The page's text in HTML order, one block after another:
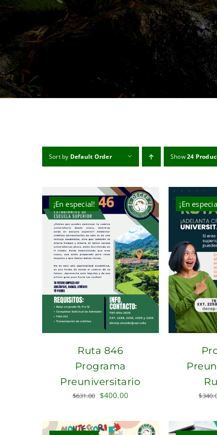
Sort by Default Order Show24
¡En especial!
Ruta 846
Programa
Preuniversitario
$631.00 Original
was:
$631.00.
$400.00
is:
$400.00.
¡En
$